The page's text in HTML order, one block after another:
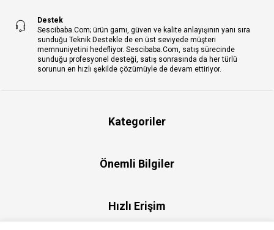
Destek
Sescibaba.Com; ürün gamı, güven ve kalite anlayışının yanı sıra
sunduğu Teknik Destekle de en üst seviyede müşteri
memnuniyetini hedefliyor. Sescibaba.Com, satış sürecinde
sunduğu profesyonel desteği, satış sonrasında da her türlü
sorunun en hızlı şekilde çözümüyle de devam ettiriyor.
Kategoriler
Önemli Bilgiler
Hızlı Erişim